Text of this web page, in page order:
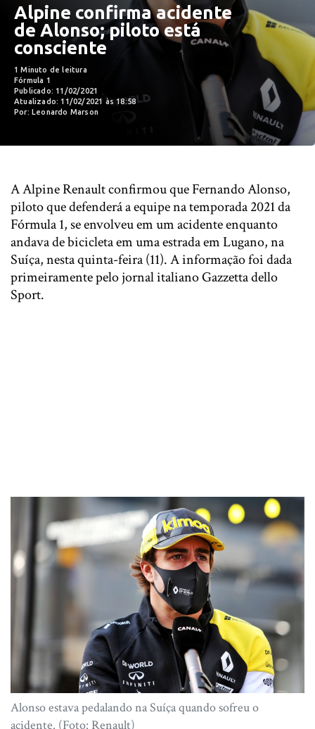
Alpine confirma acidente
de Alonso; piloto está
consciente
1 Minuto de leitura
Fórmula 1
Publicado: 11/02/2021
Atualizado: 11/02/2021 às 18:58
Por: Leonardo Marson
A Alpine Renault confirmou que Fernando Alonso,
piloto que defenderá a equipe na temporada 2021 da
Fórmula 1, se envolveu em um acidente enquanto
andava de bicicleta em uma estrada em Lugano, na
Suíça, nesta quinta-feira (11). A informação foi dada
primeiramente pelo jornal italiano Gazzetta dello
Sport.
Alonso estava pedalando na Suíça quando sofreu o
acidente. (Foto: Renault)